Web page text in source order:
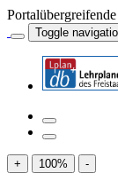
Toggle
+ 100% -